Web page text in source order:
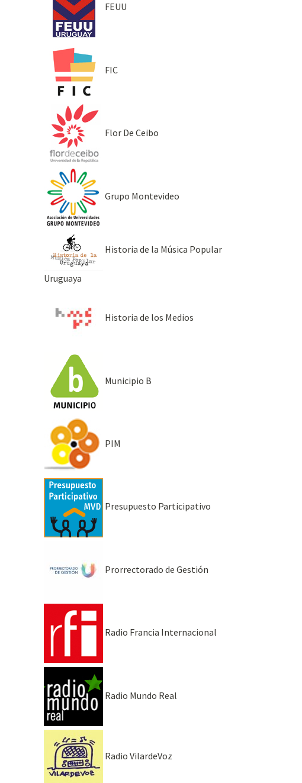
FEUU
FIC
Flor De Ceibo
Grupo Montevideo
Historia de la Música Popular
Uruguaya
Historia de los Medios
Municipio B
PIM
Presupuesto Participativo
Prorrectorado de Gestión
Radio Francia Internacional
Radio Mundo Real
Radio VilardeVoz